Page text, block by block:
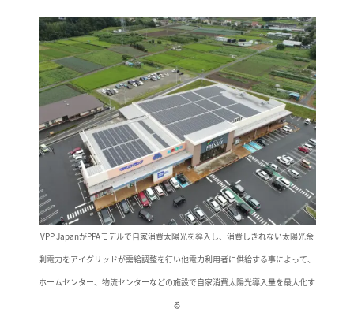
VPP JapanがPPAモデルで自家消費太陽光を導入し、消費しきれない太陽光余
剰電力をアイグリッドが需給調整を行い他電力利用者に供給する事によって、
ホームセンター、物流センターなどの施設で自家消費太陽光導入量を最大化す
る